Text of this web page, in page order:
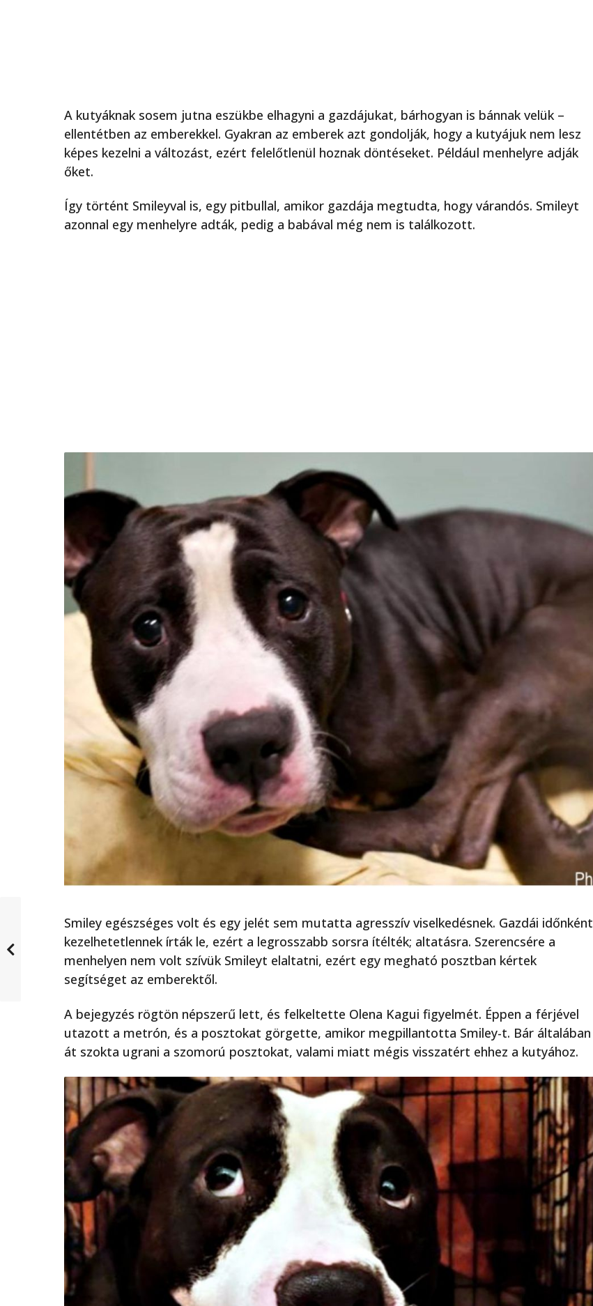
A kutyáknak sosem jutna eszükbe elhagyni a gazdájukat, bárhogyan is bánnak velük –
ellentétben az emberekkel. Gyakran az emberek azt gondolják, hogy a kutyájuk nem lesz
képes kezelni a változást, ezért felelőtlenül hoznak döntéseket. Például menhelyre adják
őket.
Így történt Smileyval is, egy pitbullal, amikor gazdája megtudta, hogy várandós. Smileyt
azonnal egy menhelyre adták, pedig a babával még nem is találkozott.
Smiley egészséges volt és egy jelét sem mutatta agresszív viselkedésnek. Gazdái időnként
kezelhetetlennek írták le, ezért a legrosszabb sorsra ítélték; altatásra. Szerencsére a
menhelyen nem volt szívük Smileyt elaltatni, ezért egy megható posztban kértek
segítséget az emberektől.
A bejegyzés rögtön népszerű lett, és felkeltette Olena Kagui figyelmét. Éppen a férjével
utazott a metrón, és a posztokat görgette, amikor megpillantotta Smiley-t. Bár általában
át szokta ugrani a szomorú posztokat, valami miatt mégis visszatért ehhez a kutyához.